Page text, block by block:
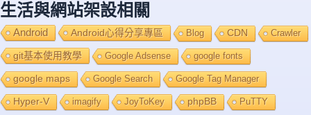
生活與網站架設相關
Android Android心得分享專區 Blog CDN Crawler
git基本使用教學 Google Adsense google fonts
google maps Google Search Google Tag Manager
Hyper-V imagify JoyToKey phpBB PuTTY